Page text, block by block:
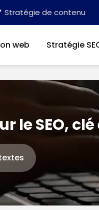
Stratégie de contenu
web Stratégie
le SEO,